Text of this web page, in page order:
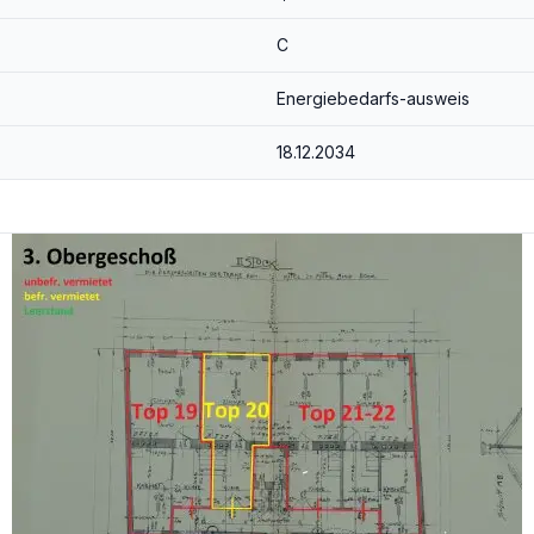
Bus 10A & 63A in Gehweite
Nähe (HOFER, BILLA, SPAR).
C
Energiebedarfs-ausweis
18.12.2034